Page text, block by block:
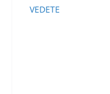
VEDETE